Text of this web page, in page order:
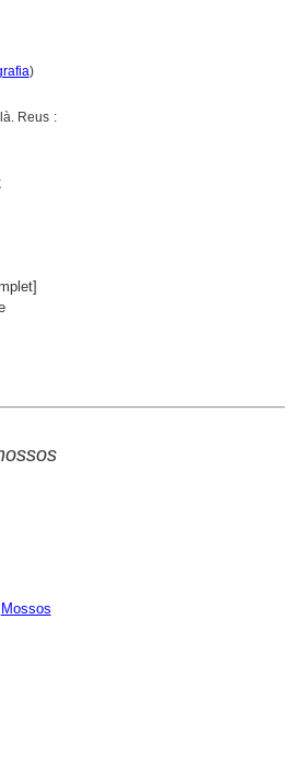
)
Reus :
Mossos